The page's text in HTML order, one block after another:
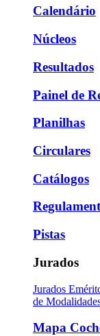
Calendário
Núcleos
Resultados
Painel de
Planilhas
Circulares
Catálogos
Pistas
Jurados
Jurados
de
Mapa